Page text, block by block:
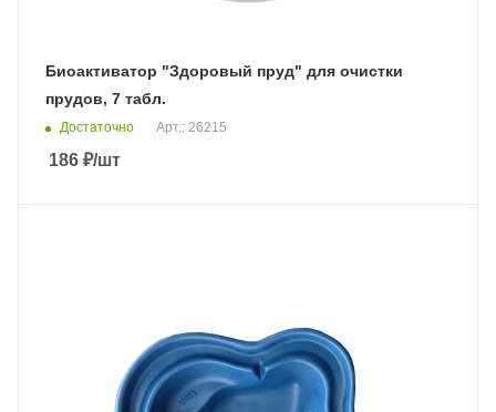
Биоактиватор "Здоровый пруд" для очистки
прудов, 7 табл.
Достаточно Арт.: 26215
186 ₽/шт